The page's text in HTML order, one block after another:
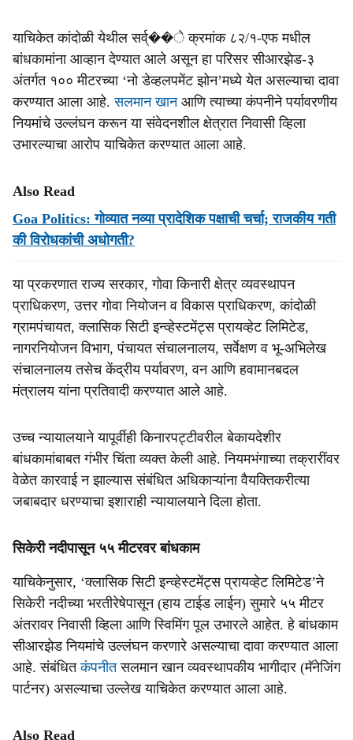
याचिकेत कांदोळी येथील सर्व्��े क्रमांक ८२/१-एफ मधील
बांधकामांना आव्हान देण्यात आले असून हा परिसर सीआरझेड-३
अंतर्गत १०० मीटरच्या ‘नो डेव्हलपमेंट झोन’मध्ये येत असल्याचा दावा
करण्यात आला आहे.सलमान खानआणि त्याच्या कंपनीने पर्यावरणीय
नियमांचे उल्लंघन करून या संवेदनशील क्षेत्रात निवासी व्हिला
उभारल्याचा आरोप याचिकेत करण्यात आला आहे.
Also Read
Goa Politics: गोव्यात नव्या प्रादेशिक पक्षाची चर्चा; राजकीय गती
की विरोधकांची अधोगती?
या प्रकरणात राज्य सरकार, गोवा किनारी क्षेत्र व्यवस्थापन
प्राधिकरण, उत्तर गोवा नियोजन व विकास प्राधिकरण, कांदोळी
ग्रामपंचायत, क्लासिक सिटी इन्व्हेस्टमेंट्स प्रायव्हेट लिमिटेड,
नागरनियोजन विभाग, पंचायत संचालनालय, सर्वेक्षण व भू-अभिलेख
संचालनालय तसेच केंद्रीय पर्यावरण, वन आणि हवामानबदल
मंत्रालय यांना प्रतिवादी करण्यात आले आहे.
उच्च न्यायालयाने यापूर्वीही किनारपट्टीवरील बेकायदेशीर
बांधकामांबाबत गंभीर चिंता व्यक्त केली आहे. नियमभंगाच्या तक्रारींवर
वेळेत कारवाई न झाल्यास संबंधित अधिकाऱ्यांना वैयक्तिकरीत्या
जबाबदार धरण्याचा इशाराही न्यायालयाने दिला होता.
सिकेरी नदीपासून ५५ मीटरवर बांधकाम
याचिकेनुसार, ‘क्लासिक सिटी इन्व्हेस्टमेंट्स प्रायव्हेट लिमिटेड’ने
सिकेरी नदीच्या भरतीरेषेपासून (हाय टाईड लाईन) सुमारे ५५ मीटर
अंतरावर निवासी व्हिला आणि स्विमिंग पूल उभारले आहेत. हे बांधकाम
सीआरझेड नियमांचे उल्लंघन करणारे असल्याचा दावा करण्यात आला
आहे. संबंधितकंपनीतसलमान खान व्यवस्थापकीय भागीदार (मॅनेजिंग
पार्टनर) असल्याचा उल्लेख याचिकेत करण्यात आला आहे.
Also Read